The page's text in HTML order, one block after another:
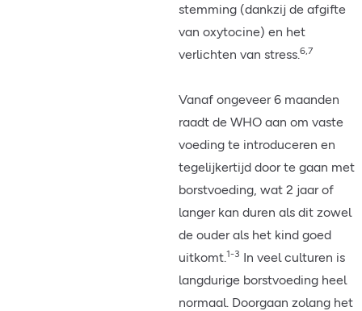
stemming (dankzij de afgifte
van oxytocine) en het
verlichten van stress. 6,7
Vanaf ongeveer 6 maanden
raadt de WHO aan om vaste
voeding te introduceren en
tegelijkertijd door te gaan met
borstvoeding, wat 2 jaar of
langer kan duren als dit zowel
de ouder als het kind goed
uitkomt. 1-3 In veel culturen is
langdurige borstvoeding heel
normaal. Doorgaan zolang het